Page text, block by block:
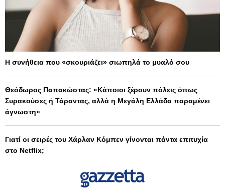
Η συνήθεια που «σκουριάζει» σιωπηλά το μυαλό σου
Θεόδωρος Παπακώστας: «Κάποιοι ξέρουν πόλεις όπως
Συρακούσες ή Τάραντας, αλλά η Μεγάλη Ελλάδα παραμένει
άγνωστη»
Γιατί οι σειρές του Χάρλαν Κόμπεν γίνονται πάντα επιτυχία
στο Netflix;